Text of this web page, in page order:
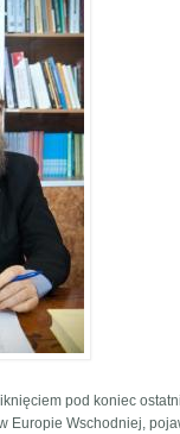
pod koniec
Europie Wschodniej,